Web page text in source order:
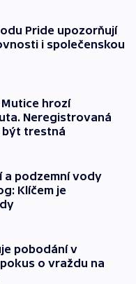
Pride upozorňují
i společenskou
hrozí
Neregistrovaná
být trestná
a podzemní vody
Klíčem je
pobodání v
o vraždu na